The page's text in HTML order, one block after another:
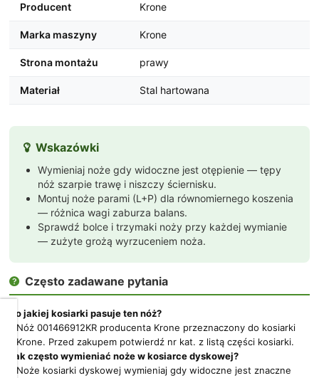
Producent Krone
Marka maszyny Krone
Strona montażu prawy
Materiał Stal hartowana
 Wskazówki
Wymieniaj noże gdy widoczne jest otępienie — tępy
nóż szarpie trawę i niszczy ściernisku.
Montuj noże parami (L+P) dla równomiernego koszenia
— różnica wagi zaburza balans.
Sprawdź bolce i trzymaki noży przy każdej wymianie
— zużyte grożą wyrzuceniem noża.
 Często zadawane pytania
Do jakiej kosiarki pasuje ten nóż?
Nóż 001466912KR producenta Krone przeznaczony do kosiarki
Krone. Przed zakupem potwierdź nr kat. z listą części kosiarki.
Jak często wymieniać noże w kosiarce dyskowej?
Noże kosiarki dyskowej wymieniaj gdy widoczne jest znaczne
Dbamy
o
Twoją
prywatność